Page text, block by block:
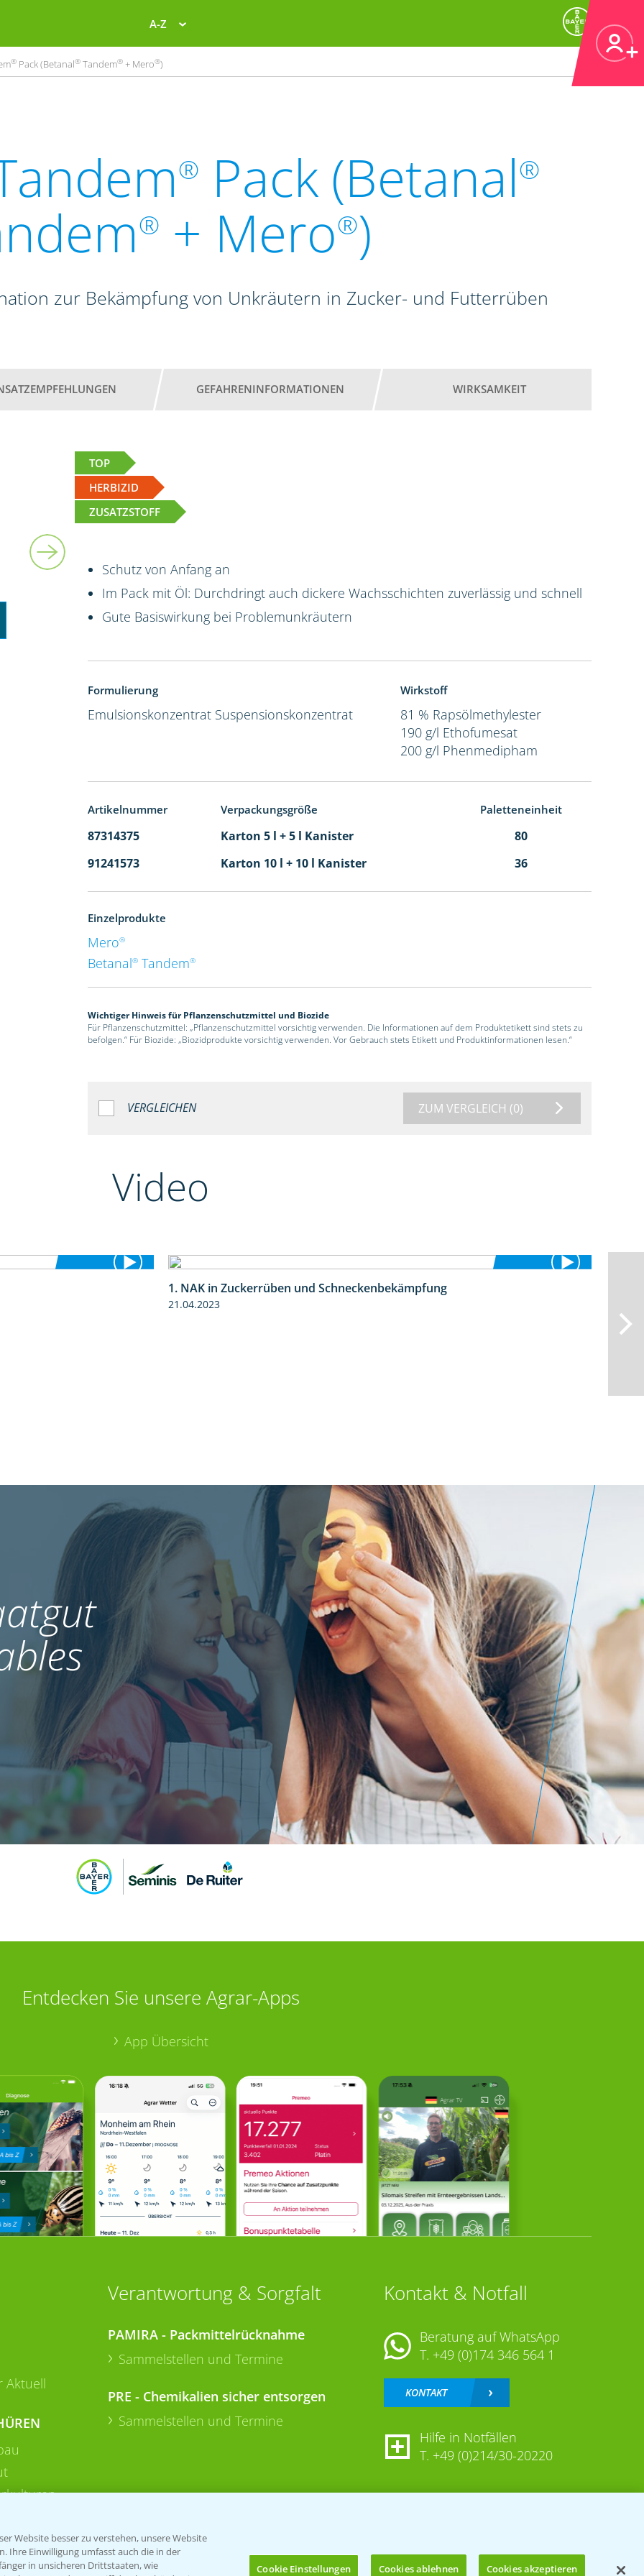
A-Z
® Pack (Betanal® Tandem® + Mero®)
® Pack (Betanal®
® + Mero®)
zur Bekämpfung von Unkräutern in Zucker- und Futterrüben
GEFAHRENINFORMATIONEN WIRKSAMKEIT
TOP
HERBIZID
ZUSATZSTOFF
Schutz von Anfang an
Im Pack mit Öl: Durchdringt auch dickere Wachsschichten zuverlässig und schnell
Gute Basiswirkung bei Problemunkräutern
Formulierung
Emulsionskonzentrat Suspensionskonzentrat
Wirkstoff
81 % Rapsölmethylester
190 g/l Ethofumesat
200 g/l Phenmedipham
Artikelnummer Verpackungsgröße Paletteneinheit
87314375 Karton 5 l + 5 l Kanister
80
91241573
Karton 10 l + 10 l Kanister 36
Einzelprodukte
Mero®
Betanal® Tandem®
Wichtiger Hinweis für Pflanzenschutzmittel und Biozide
Für Pflanzenschutzmittel: „Pflanzenschutzmittel vorsichtig verwenden. Die Informationen auf dem Produktetikett sind stets zu
befolgen.“ Für Biozide: „Biozidprodukte vorsichtig verwenden. Vor Gebrauch stets Etikett und Produktinformationen lesen.“
VERGLEICHEN ZUM VERGLEICH (0)
Video
1. NAK in Zuckerrüben und Schneckenbekämpfung
21.04.2023
Entdecken Sie unsere Agrar-Apps
App Übersicht
Aktuell
Verantwortung & Sorgfalt
PAMIRA - Packmittelrücknahme
Sammelstellen und Termine
PRE - Chemikalien sicher entsorgen
Sammelstellen und Termine
Kontakt & Notfall
Beratung auf WhatsApp
T. +49 (0)174 346 564 1
KONTAKT
Hilfe in Notfällen
T. +49 (0)214/30-20220
Website besser zu verstehen, unsere Website
Ihre Einwilligung umfasst auch die in der
in unsicheren Drittstaaten, wie
Cookie Einstellungen Cookies ablehnen Cookies akzeptieren